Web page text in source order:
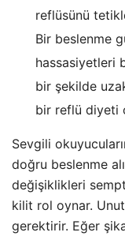
reflüsünü
Bir beslenme
hassasiyetleri
bir şekilde
bir reflü diyeti
Sevgili
doğru beslenme
değişiklikleri
kilit rol oynar.
gerektirir. Eğer